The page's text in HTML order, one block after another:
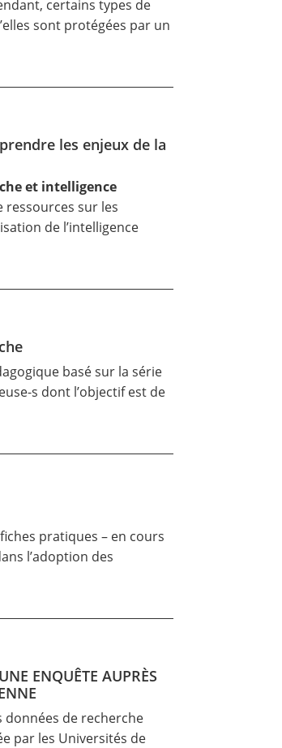
certains types de
sont protégées par un
les enjeux de la
et intelligence
ressources sur les
de l’intelligence
basé sur la série
s dont l’objectif est de
pratiques – en cours
l’adoption des
ENQUÊTE AUPRÈS
données de recherche
par les Universités de